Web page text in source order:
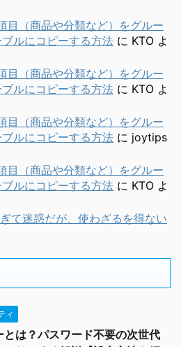
目（商品や分類など）をグルー
ルにコピーする方法 に KTO よ
目（商品や分類など）をグルー
ルにコピーする方法 に KTO よ
目（商品や分類など）をグルー
ルにコピーする方法 に joytips
目（商品や分類など）をグルー
ルにコピーする方法 に KTO よ
て迷惑だが、使わざるを得ない
ィ
とは？パスワード不要の次世代